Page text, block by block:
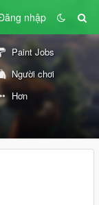
nhập
Paint Jobs
Người chơi
Hơn